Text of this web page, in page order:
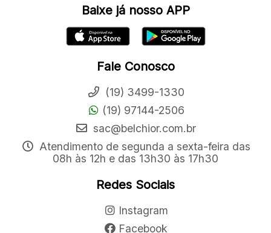
Baixe já nosso APP
Fale Conosco
(19) 3499-1330
(19) 97144-2506
sac@belchior.com.br
Atendimento de segunda a sexta-feira das
08h às 12h e das 13h30 às 17h30
Redes Sociais
Instagram
Facebook